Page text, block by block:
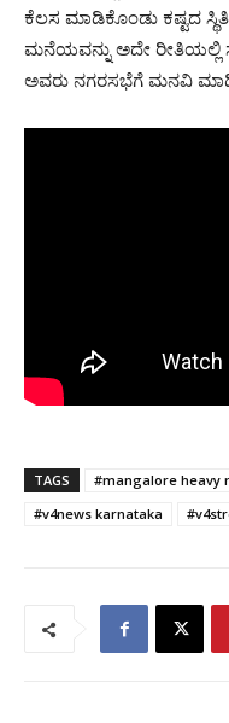
ಕೆಲಸ ಮಾಡಿಕೊಂಡು ಕಷ್ಟದ
ಮನೆಯವನ್ನು ಅದೇ ರೀತಿಯಲ್ಲಿ
ಅವರು ನಗರಸಭೆಗೆ ಮನವಿ
TAGS #mangalore heavy
#v4news karnataka